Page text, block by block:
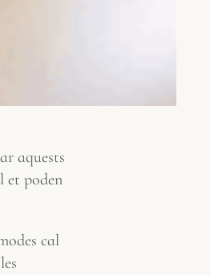
aquests
et poden
cal